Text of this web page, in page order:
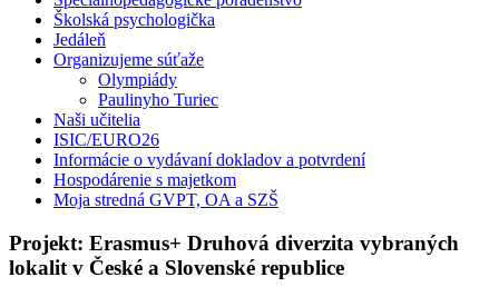
Školská psychologička
Jedáleň
Organizujeme súťaže
Olympiády
Paulinyho Turiec
Naši učitelia
ISIC/EURO26
Informácie o vydávaní dokladov a potvrdení
Hospodárenie s majetkom
Moja stredná GVPT, OA a SZŠ
Projekt: Erasmus+ Druhová diverzita vybraných
lokalit v České a Slovenské republice